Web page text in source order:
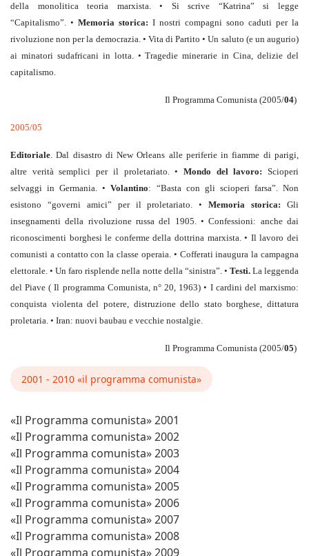
della monolitica teoria marxista. • Si scrive “Katrina” si legge
“Capitalismo”. • Memoria storica: I nostri compagni sono caduti per la
rivoluzione non per la democrazia. • Vita di Partito • Un saluto (e un augurio)
ai minatori sudafricani in lotta. • Tragedie minerarie in Cina, delizie del
capitalismo.
Il Programma Comunista (2005/04)
2005/05
Editoriale. Dal disastro di New Orleans alle periferie in fiamme di parigi,
altre verità semplici per il proletariato. • Mondo del lavoro:Scioperi
selvaggi in Germania. •Volantino: “Basta con gli scioperi farsa”. Non
esistono “governi amici” per il proletariato. •Memoria storica:Gli
insegnamenti della rivoluzione russa del 1905. • Confessioni: anche dai
riconoscimenti borghesi le conferme della dottrina marxista. • Il lavoro dei
comunisti a contatto con la classe operaia. • Cofferati inaugura la campagna
elettorale. • Un faro risplende nella notte della “sinistra”. • Testi. La leggenda
del Piave ( Il programma Comunista, n° 20, 1963) • I cardini del marxismo:
conquista violenta del potere, distruzione dello stato borghese, dittatura
proletaria. • Iran: nuovi baubau e vecchie nostalgie.
Il Programma Comunista (2005/05)
2001 - 2010 «il programma comunista»
«Il Programma comunista» 2001
«Il Programma comunista» 2002
«Il Programma comunista» 2003
«Il Programma comunista» 2004
«Il Programma comunista» 2005
«Il Programma comunista» 2006
«Il Programma comunista» 2007
«Il Programma comunista» 2008
«Il Programma comunista» 2009